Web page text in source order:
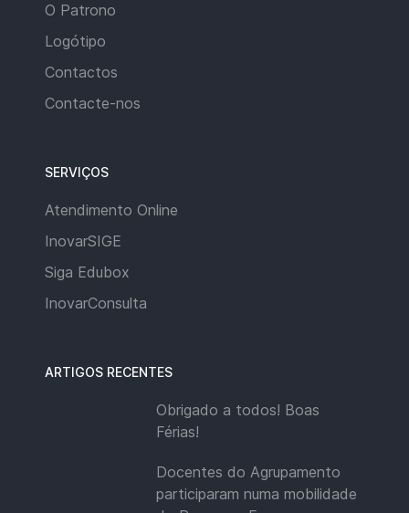
O Patrono
Logótipo
Contactos
Contacte-nos
SERVIÇOS
Atendimento Online
InovarSIGE
Siga Edubox
InovarConsulta
ARTIGOS RECENTES
Obrigado a todos! Boas
Férias!
Docentes do Agrupamento
participaram numa mobilidade